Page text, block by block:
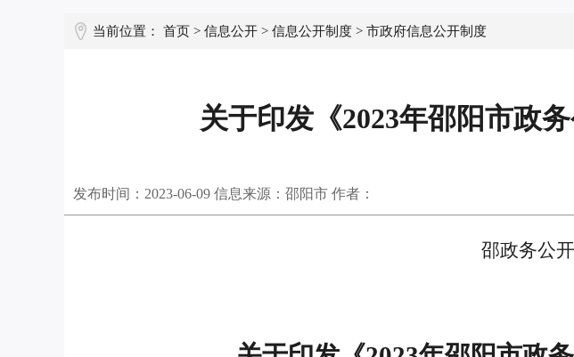
当前位置： 首页 > 信息公开 > 信息公开制度 > 市政府信息公开制度
关于印发《2023年邵阳市政
发布时间： 2023-06-09 信息来源：邵阳市 作者：
邵政务公